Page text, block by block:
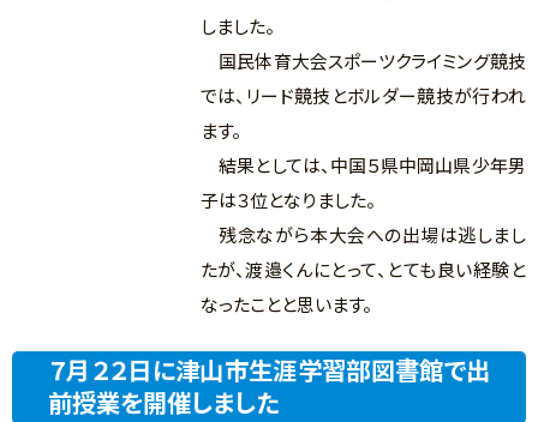
しました。
国民体育大会スポーツクライミング競技
では、リード競技とボルダー競技が行われ
ます。
結果としては、中国５県中岡山県少年男
子は３位となりました。
残念ながら本大会への出場は逃しまし
たが、渡邉くんにとって、とても良い経験と
なったことと思います。
７月２２日に津山市生涯学習部図書館で出
前授業を開催しました